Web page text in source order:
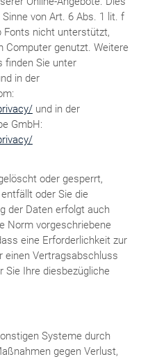
von Art. 6 Abs. 1 lit. f
Fonts nicht unterstützt,
Computer genutzt. Weitere
finden Sie unter
in der
und in der
GmbH:
oder gesperrt,
oder Sie die
der Daten erfolgt auch
Norm vorgeschriebene
eine Erforderlichkeit zur
einen Vertragsabschluss
Sie Ihre diesbezügliche
Systeme durch
gegen Verlust,